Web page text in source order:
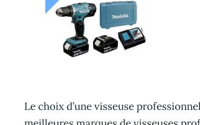
Le choix d’une visseuse